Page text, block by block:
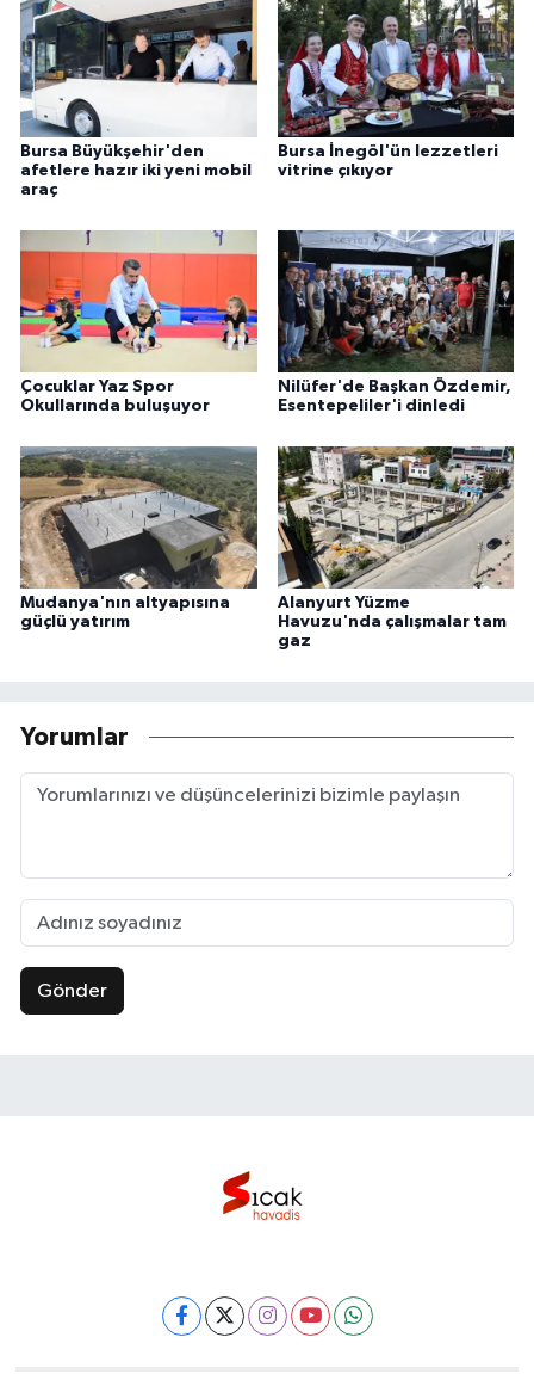
Bursa Büyükşehir'den
afetlere hazır iki yeni mobil
araç
Bursa İnegöl'ün lezzetleri
vitrine çıkıyor
Çocuklar Yaz Spor
Okullarında buluşuyor
Nilüfer'de Başkan Özdemir,
Esentepeliler'i dinledi
Mudanya'nın altyapısına
güçlü yatırım
Alanyurt Yüzme
Havuzu'nda çalışmalar tam
gaz
Yorumlar
Gönder